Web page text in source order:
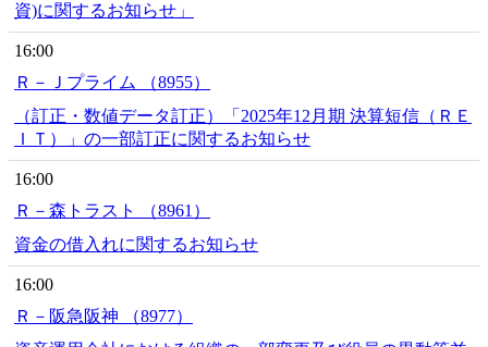
資)に関するお知らせ」
16:00
Ｒ－Ｊプライム （8955）
（訂正・数値データ訂正）「2025年12月期 決算短信（ＲＥ
ＩＴ）」の一部訂正に関するお知らせ
16:00
Ｒ－森トラスト （8961）
資金の借入れに関するお知らせ
16:00
Ｒ－阪急阪神 （8977）